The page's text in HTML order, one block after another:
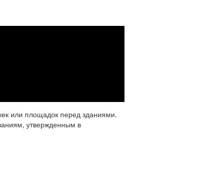
или площадок перед зданиями.
утвержденным в